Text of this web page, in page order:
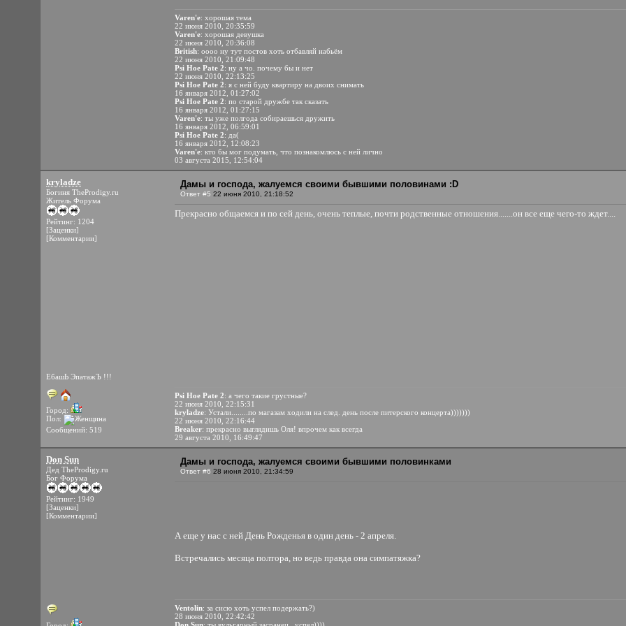
Varen'e: хорошая тема
22 июня 2010, 20:35:59
Varen'e: хорошая девушка
22 июня 2010, 20:36:08
British: оооо ну тут постов хоть отбавляй набьём
22 июня 2010, 21:09:48
Psi Hoe Pate 2: ну а чо. почему бы и нет
22 июня 2010, 22:13:25
Psi Hoe Pate 2: я с ней буду квартиру на двоих снимать
16 января 2012, 01:27:02
Psi Hoe Pate 2: по старой дружбе так сказать
16 января 2012, 01:27:15
Varen'e: ты уже полгода собираешься дружить
16 января 2012, 06:59:01
Psi Hoe Pate 2: да(
16 января 2012, 12:08:23
Varen'e: кто бы мог подумать, что познакомлюсь с ней лично
03 августа 2015, 12:54:04
kryladze
Богиня TheProdigy.ru
Житель Форума
Рейтинг: 1204
[Заценки]
[Комментарии]
ЕбашЬ ЭпатажЪ !!!
Город:
Пол:
Сообщений: 519
Дамы и господа, жалуемся своими бывшими половинами :D
Ответ #5 22 июня 2010, 21:18:52
Прекрасно общаемся и по сей день, очень теплые, почти родственные отношения.......он все еще чего-то ждет....
Psi Hoe Pate 2: а чего такие грустные?
22 июня 2010, 22:15:31
kryladze: Устали........по магазам ходили на след. день после питерского концерта)))))))
22 июня 2010, 22:16:44
Breaker: прекрасно выглядишь Оля! впрочем как всегда
29 августа 2010, 16:49:47
Don Sun
Дед TheProdigy.ru
Бог Форума
Рейтинг: 1949
[Заценки]
[Комментарии]
Дамы и господа, жалуемся своими бывшими половинками
Ответ #6 28 июня 2010, 21:34:59
А еще у нас с ней День Рожденья в один день - 2 апреля.
Встречались месяца полтора, но ведь правда она симпатяжка?
Ventolin: за сисю хоть успел подержать?)
28 июня 2010, 22:42:42